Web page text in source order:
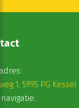
1, 5995 PG Kessel
navigatie: